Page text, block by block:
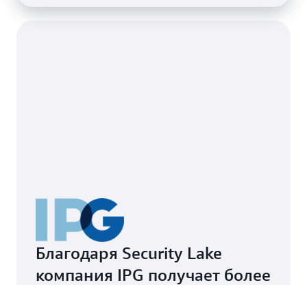
Благодаря Security Lake
компания IPG получает более